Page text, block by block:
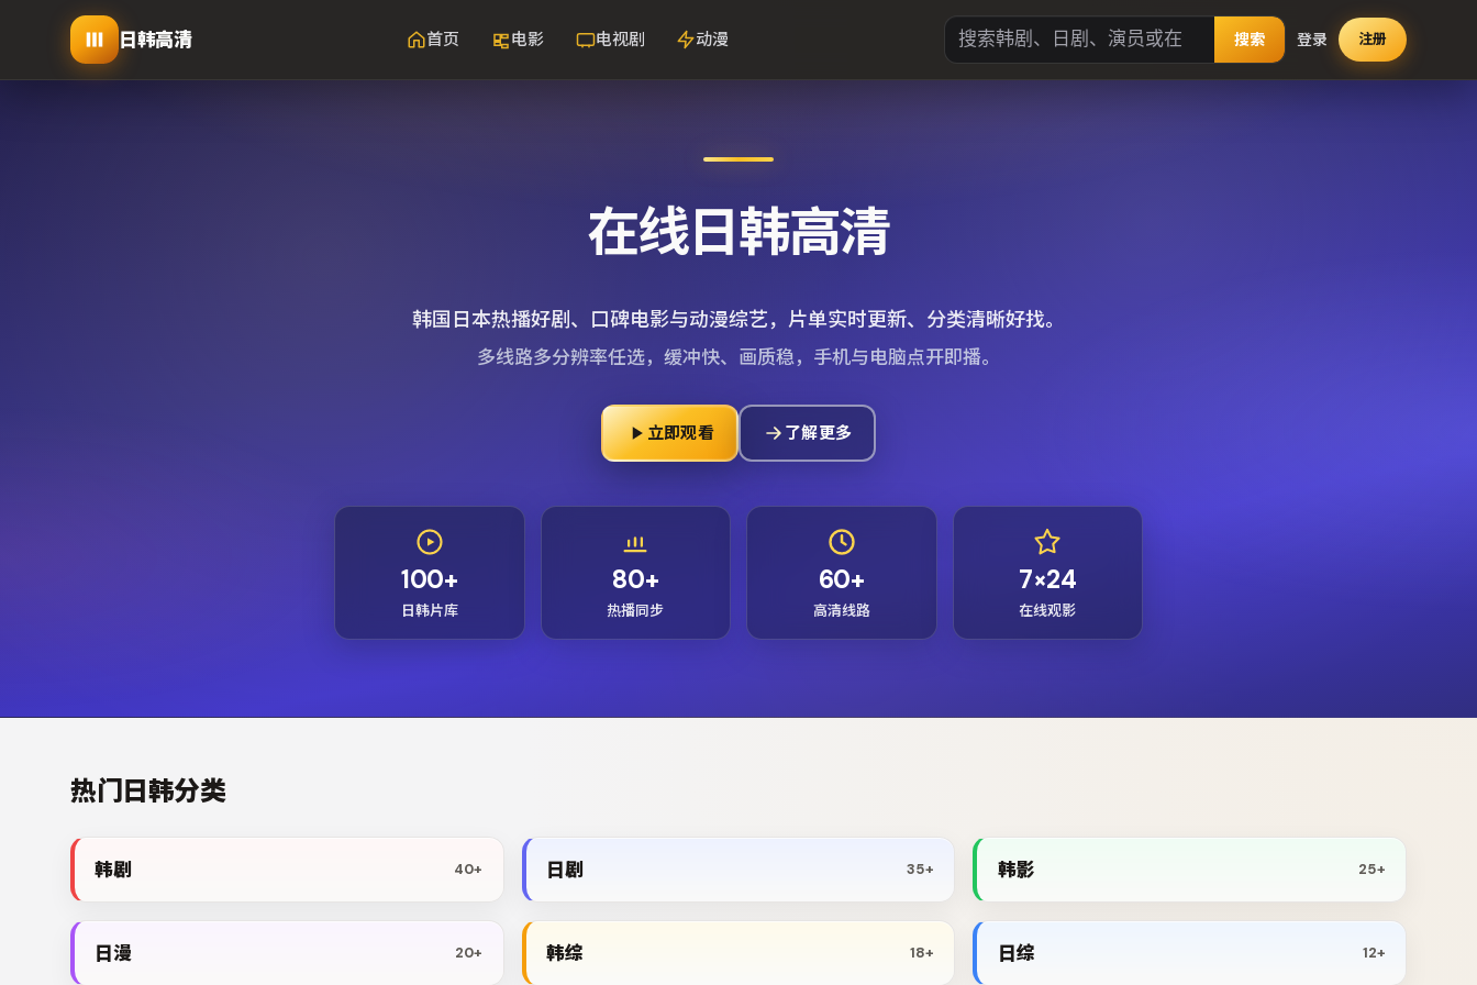
日韩高清 首页 电影 电视剧 动漫 搜索 登录 注册
在线日韩高清
韩国日本热播好剧、口碑电影与动漫综艺，片单实时更新、分类清晰好找。
多线路多分辨率任选，缓冲快、画质稳，手机与电脑点开即播。
立即观看 了解更多
100+
日韩片库
80+
热播同步
60+
高清线路
7×24
在线观影
热门日韩分类
韩剧 40+ 日剧 35+ 韩影 25+
日漫 20+ 韩综 18+ 日综 12+